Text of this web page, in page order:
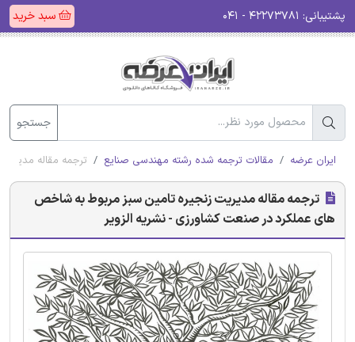
پشتیبانی: سبد خرید
جستجو
ایران عرضه مقالات ترجمه شده رشته مهندسی صنایع ترجمه مقاله
ترجمه مقاله مدیریت زنجیره تامین سبز مربوط به شاخص
های عملکرد در صنعت کشاورزی - نشریه الزویر